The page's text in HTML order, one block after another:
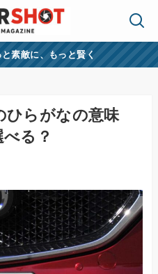
素敵に、もっと賢く
ひらがなの意味
る？